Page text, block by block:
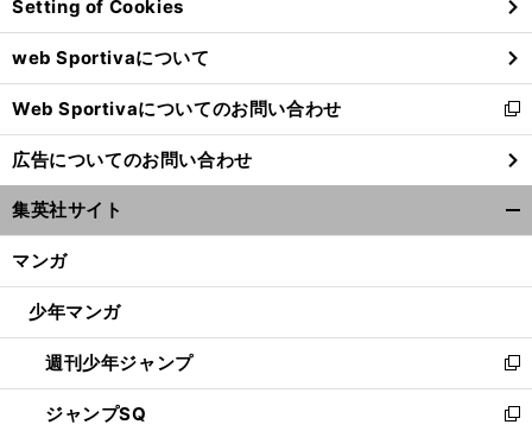
ド
ウ
で
開
く
Setting of Cookies
web Sportivaについて
Web Sportivaについてのお問い合わせ
新
し
い
ウ
ィ
ン
ウ
開
く
広告についてのお問い合わせ
集英社サイト
マンガ
少年マンガ
週刊少年ジャンプ
新
し
い
ジャンプSQ
新